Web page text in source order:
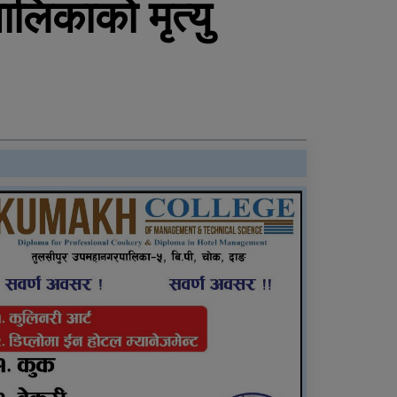
बलात्कार पछि नाबालक
बिक दम्पतीद्वारा राप्ती
ह्विलचेयर सहयोग
मृत्यु